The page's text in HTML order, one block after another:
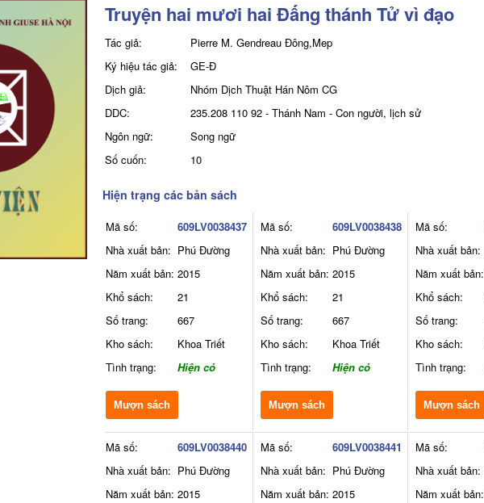
Truyện hai mươi hai Đấng thánh Tử vì đạo
Tác giả:
Pierre M. Gendreau Đông,Mep
Ký hiệu tác giả:
GE-Đ
Dịch giả:
Nhóm Dịch Thuật Hán Nôm CG
DDC:
235.208 110 92 - Thánh Nam - Con người, lịch sử
Ngôn ngữ:
Song ngữ
Số cuốn:
10
Hiện trạng các bản sách
Mã số:
609LV0038437
Nhà xuất bản: Phú Đường
Năm xuất bản: 2015
Khổ sách:
21
Số trang:
667
Kho sách:
Khoa Triết
Tình trạng:
Hiện có
Mượn sách
Mã số:
609LV0038438
Nhà xuất bản: Phú Đường
Năm xuất bản: 2015
Khổ sách:
21
Số trang:
667
Kho sách:
Khoa Triết
Tình trạng:
Hiện có
Mượn sách
Mã số:
Nhà xuất bản:
Năm xuất bản:
Khổ sách:
Số trang:
Kho sách:
Tình trạng:
Mượn sách
Mã số:
609LV0038440
Nhà xuất bản: Phú Đường
Năm xuất bản: 2015
Mã số:
609LV0038441
Nhà xuất bản: Phú Đường
Năm xuất bản: 2015
Mã số:
Nhà xuất bản:
Năm xuất bản: